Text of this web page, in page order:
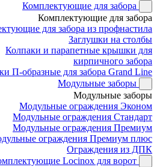
Комплектующие для забора
Комплектующие для забора
для забора из профнастила
Заглушки на столбы
Колпаки и парапетные крышки для
кирпичного забора
П-образные для забора Grand Line
Модульные заборы
Модульные заборы
Модульные ограждения Эконом
Модульные ограждения Стандарт
Модульные ограждения Премиум
ограждения Премиум плюс
Ограждения из ДПК
Locinox для ворот